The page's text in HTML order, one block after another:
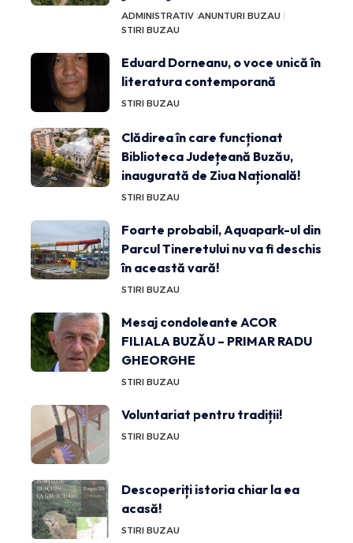
ADMINISTRATIV ANUNTURI BUZAU
STIRI BUZAU
Eduard Dorneanu, o voce unică în
literatura contemporană
STIRI BUZAU
Clădirea în care funcționat
Biblioteca Județeană Buzău,
inaugurată de Ziua Națională!
STIRI BUZAU
Foarte probabil, Aquapark-ul din
Parcul Tineretului nu va fi deschis
în această vară!
STIRI BUZAU
Mesaj condoleante ACOR
FILIALA BUZĂU – PRIMAR RADU
GHEORGHE
STIRI BUZAU
Voluntariat pentru tradiții!
STIRI BUZAU
Descoperiți istoria chiar la ea
acasă!
STIRI BUZAU